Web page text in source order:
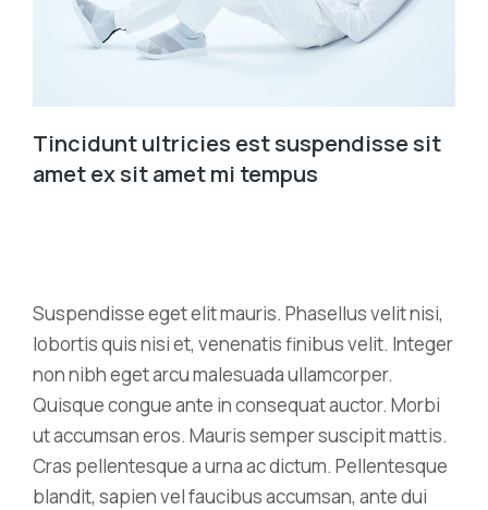
Tincidunt ultricies est suspendisse sit
amet ex sit amet mi tempus
Suspendisse eget elit mauris. Phasellus velit nisi,
lobortis quis nisi et, venenatis finibus velit. Integer
non nibh eget arcu malesuada ullamcorper.
Quisque congue ante in consequat auctor. Morbi
ut accumsan eros. Mauris semper suscipit mattis.
Cras pellentesque a urna ac dictum. Pellentesque
blandit, sapien vel faucibus accumsan, ante dui